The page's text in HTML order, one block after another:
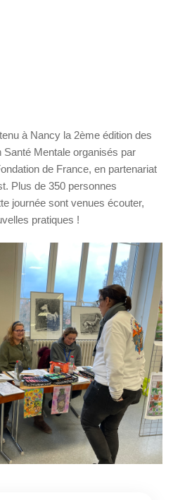
à Nancy la 2ème édition des
Mentale organisés par
de France, en partenariat
Plus de 350 personnes
journée sont venues écouter,
pratiques !